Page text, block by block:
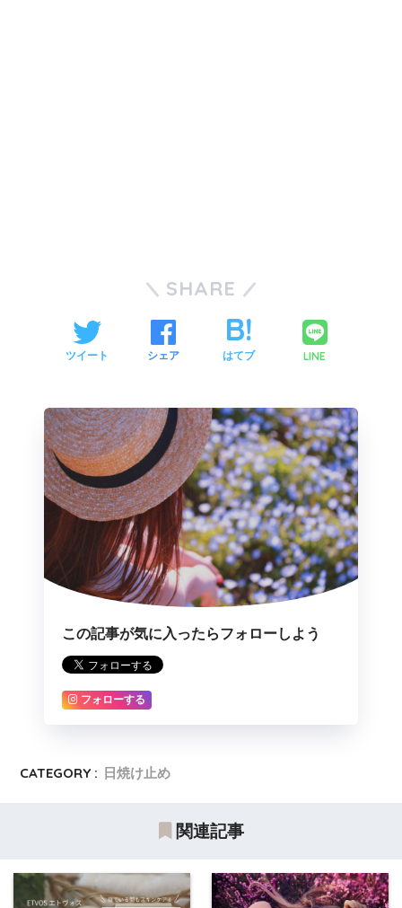
SHARE
ツイート シェア はてブ LINE
この記事が気に入ったらフォローしよう
フォローする
CATEGORY : 日焼け止め
関連記事